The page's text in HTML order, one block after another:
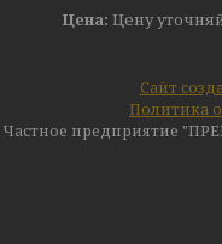
Цена: Цену
Сайт
Политика
Частное предприятие